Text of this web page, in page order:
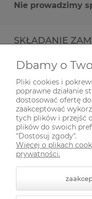
Nie prowadzimy
SKŁADANIE
INFORMACJE
ODWIEDŹ NAS
Dbamy o
Pliki cookies i
poprawne działanie
dostosować ofertę
zaakceptować
tych plików i przejść
plików do swoich
"Dostosuj zgody".
Więcej o plikach
prywatności.